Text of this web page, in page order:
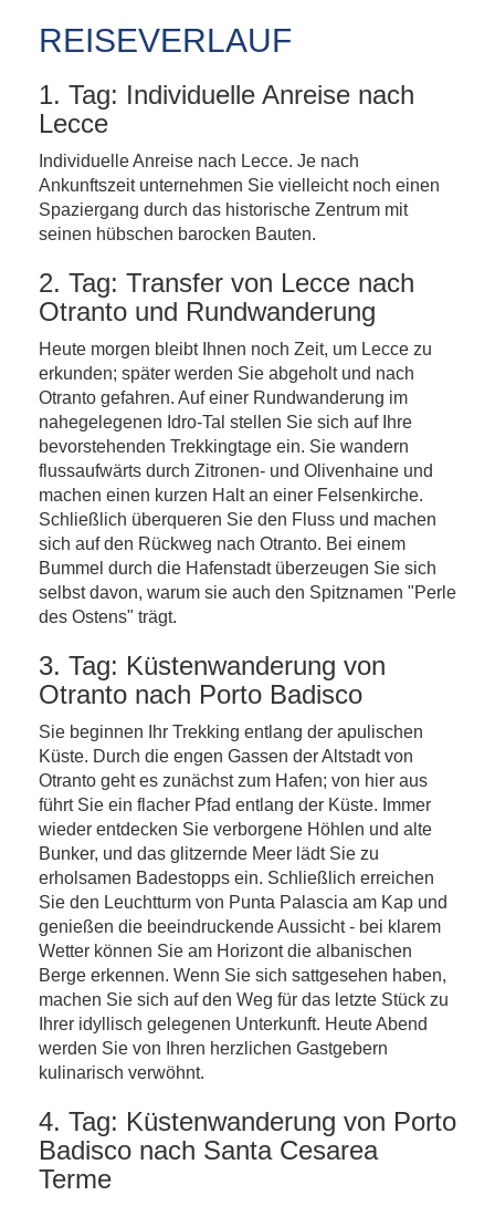
REISEVERLAUF
1. Tag: Individuelle Anreise nach
Lecce
Individuelle Anreise nach Lecce. Je nach
Ankunftszeit unternehmen Sie vielleicht noch einen
Spaziergang durch das historische Zentrum mit
seinen hübschen barocken Bauten.
2. Tag: Transfer von Lecce nach
Otranto und Rundwanderung
Heute morgen bleibt Ihnen noch Zeit, um Lecce zu
erkunden; später werden Sie abgeholt und nach
Otranto gefahren. Auf einer Rundwanderung im
nahegelegenen Idro-Tal stellen Sie sich auf Ihre
bevorstehenden Trekkingtage ein. Sie wandern
flussaufwärts durch Zitronen- und Olivenhaine und
machen einen kurzen Halt an einer Felsenkirche.
Schließlich überqueren Sie den Fluss und machen
sich auf den Rückweg nach Otranto. Bei einem
Bummel durch die Hafenstadt überzeugen Sie sich
selbst davon, warum sie auch den Spitznamen "Perle
des Ostens" trägt.
3. Tag: Küstenwanderung von
Otranto nach Porto Badisco
Sie beginnen Ihr Trekking entlang der apulischen
Küste. Durch die engen Gassen der Altstadt von
Otranto geht es zunächst zum Hafen; von hier aus
führt Sie ein flacher Pfad entlang der Küste. Immer
wieder entdecken Sie verborgene Höhlen und alte
Bunker, und das glitzernde Meer lädt Sie zu
erholsamen Badestopps ein. Schließlich erreichen
Sie den Leuchtturm von Punta Palascia am Kap und
genießen die beeindruckende Aussicht - bei klarem
Wetter können Sie am Horizont die albanischen
Berge erkennen. Wenn Sie sich sattgesehen haben,
machen Sie sich auf den Weg für das letzte Stück zu
Ihrer idyllisch gelegenen Unterkunft. Heute Abend
werden Sie von Ihren herzlichen Gastgebern
kulinarisch verwöhnt.
4. Tag: Küstenwanderung von Porto
Badisco nach Santa Cesarea
Terme